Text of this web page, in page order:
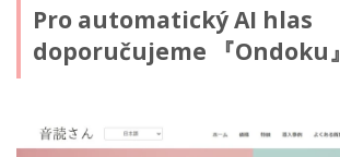
Pro automatický AI hlas
doporučujeme 『Ondoku』